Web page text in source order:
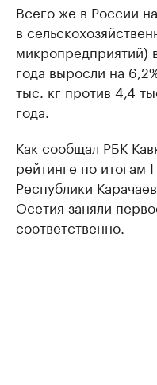
Всего же в России
в
микропредприятий)
года выросли на
тыс. кг против 4,4
года.
Как сообщал РБК
рейтинге по итогам
Республики
Осетия заняли
соответственно.